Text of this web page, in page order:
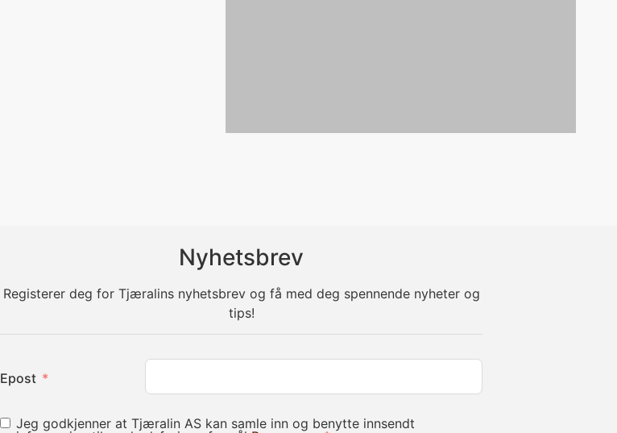
Nyhetsbrev
Registerer deg for Tjæralins nyhetsbrev og få med deg spennende nyheter og
tips!
Epost
Jeg godkjenner at Tjæralin AS kan samle inn og benytte innsendt